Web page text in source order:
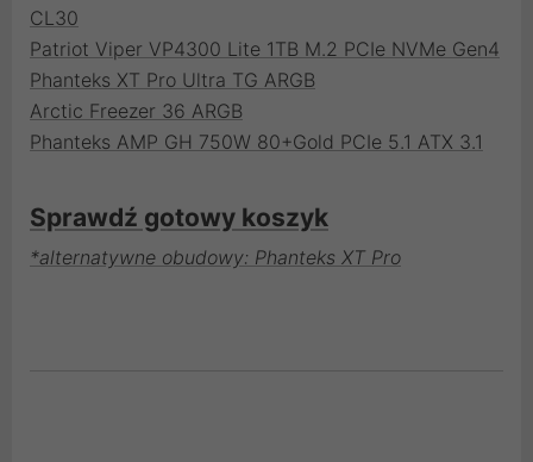
CL30
Patriot Viper VP4300 Lite 1TB M.2 PCIe NVMe Gen4
Phanteks XT Pro Ultra TG ARGB
Arctic Freezer 36 ARGB
Phanteks AMP GH 750W 80+Gold PCIe 5.1 ATX 3.1
Sprawdź gotowy koszyk
*alternatywne obudowy: Phanteks XT Pro